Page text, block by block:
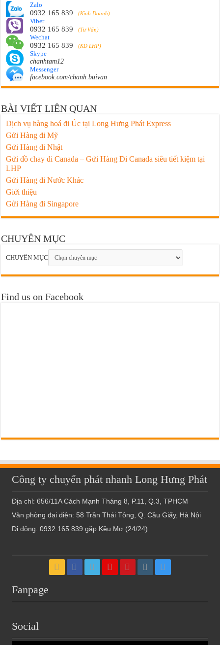
Zalo
0932 165 839 (Kinh Doanh)
Viber
0932 165 839 (Tư Vấn)
Wechat
0932 165 839 (KD LHP)
Skype
chanhtam12
Messenger
facebook.com/chanh.buivan
BÀI VIẾT LIÊN QUAN
Dịch vụ hàng hoá đi Úc tại Long Hưng Phát Express
Gửi Hàng đi Mỹ
Gửi Hàng đi Nhật
Gửi đồ chay đi Canada – Gửi Hàng Đi Canada siêu tiết kiệm tại
LHP
Gửi Hàng đi Nước Khác
Giới thiệu
Gửi Hàng đi Singapore
CHUYÊN MỤC
CHUYÊN MỤC
Find us on Facebook
Công ty chuyển phát nhanh Long Hưng Phát
Địa chỉ: 656/11A Cách Mạnh Tháng 8, P.11, Q.3, TPHCM
Văn phòng đại diện: 58 Trần Thái Tông, Q. Cầu Giấy, Hà Nội
Di động: 0932 165 839 gặp Kều Mơ (24/24)
Fanpage
Social